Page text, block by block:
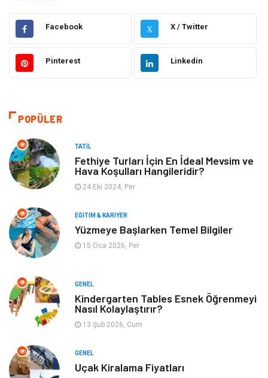
Hukuk Moda
Gündem Elektronik
Dekorasyon
Tatil
Alışveriş Gençlik & Eğlence
Metal Evlilik Rehberi
Yeme & İçme Anne & Çocuk
Ev İşleri Gayrimenkul
Organizasyon
Facebook X X / Twitter
Pinterest Linkedin
POPÜLER
TATIL
Fethiye Turları İçin En İdeal Mevsim ve
Hava Koşulları Hangileridir?
24 Eki 2024, Per
EĞITIM & KARIYER
Yüzmeye Başlarken Temel Bilgiler
15 Oca 2026, Per
GENEL
Kindergarten Tables Esnek Öğrenmeyi
Nasıl Kolaylaştırır?
13 Şub 2026, Cum
GENEL
Uçak Kiralama Fiyatları